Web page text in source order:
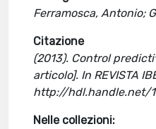
Ferramosca, Antonio;
Citazione
(2013). Control
articolo]. In REVISTA
http://hdl.handle.net/
Nelle collezioni: